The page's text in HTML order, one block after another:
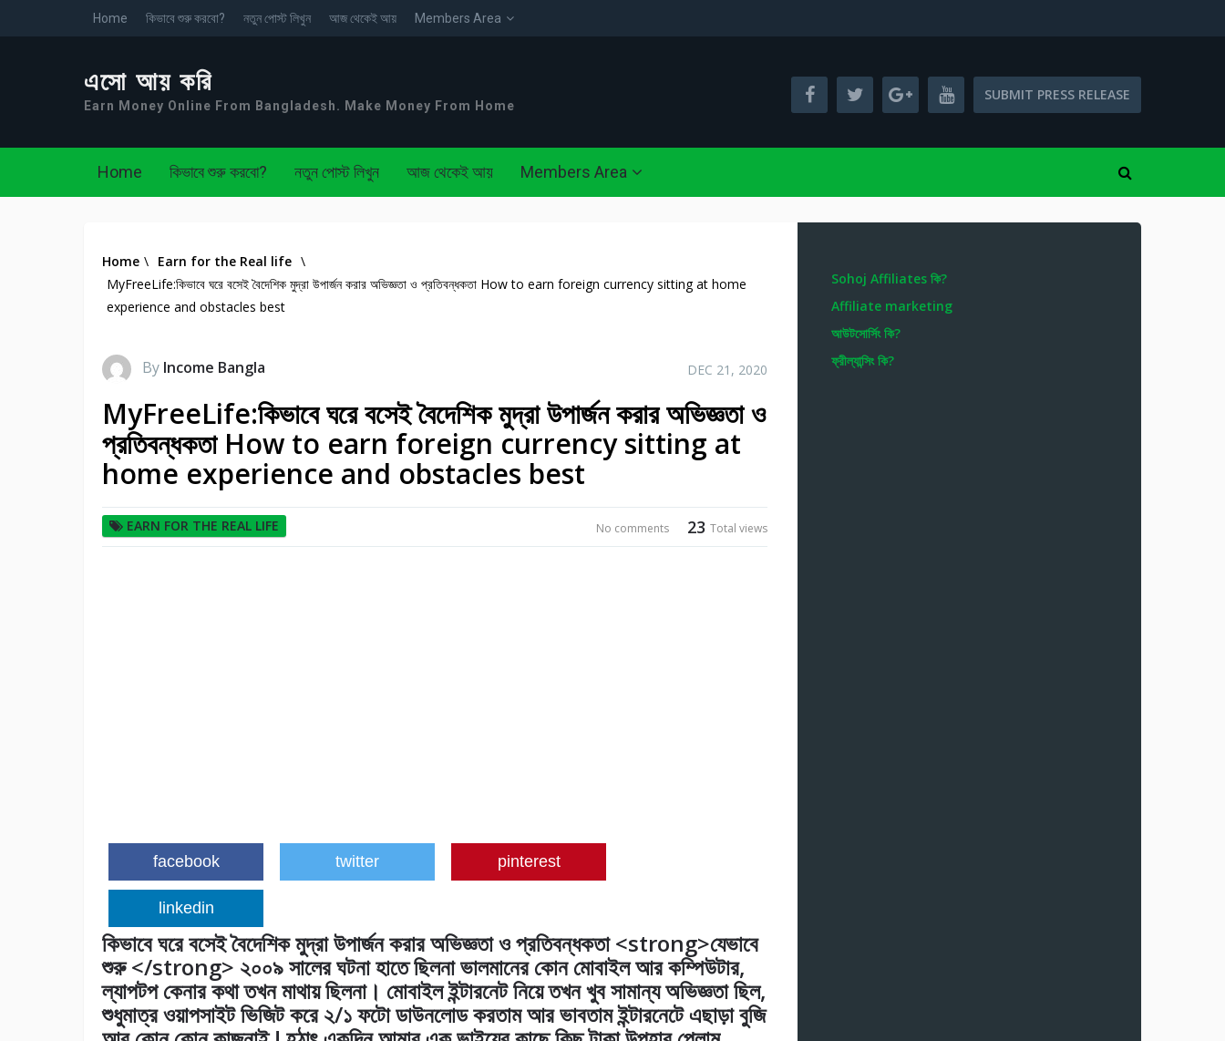
Home কিভাবে শুরু করবো? নতুন পোস্ট লিখুন আজ থেকেই আয় Members Area
এসো আয় করি
Earn Money Online From Bangladesh. Make Money From Home
SUBMIT PRESS RELEASE
Home কিভাবে শুরু করবো? নতুন পোস্ট লিখুন আজ থেকেই আয় Members Area
Home \ Earn for the Real life \
MyFreeLife:কিভাবে ঘরে বসেই বৈদেশিক মুদ্রা উপার্জন করার অভিজ্ঞতা ও প্রতিবন্ধকতা How to earn foreign currency sitting at home
experience and obstacles best
By Income Bangla DEC 21, 2020
MyFreeLife:কিভাবে ঘরে বসেই বৈদেশিক মুদ্রা উপার্জন করার অভিজ্ঞতা ও
প্রতিবন্ধকতা How to earn foreign currency sitting at
home experience and obstacles best
EARN FOR THE REAL LIFE 23 Total views
No comments
facebook twitter pinterest
linkedin
কিভাবে ঘরে বসেই বৈদেশিক মুদ্রা উপার্জন করার অভিজ্ঞতা ও প্রতিবন্ধকতা <strong>যেভাবে
শুরু </strong> ২০০৯ সালের ঘটনা হাতে ছিলনা ভালমানের কোন মোবাইল আর কম্পিউটার,
ল্যাপটপ কেনার কথা তখন মাথায় ছিলনা। মোবাইল ইন্টারনেট নিয়ে তখন খুব সামান্য অভিজ্ঞতা ছিল,
শুধুমাত্র ওয়াপসাইট ভিজিট করে ২/১ ফটো ডাউনলোড করতাম আর ভাবতাম ইন্টারনেটে এছাড়া বুজি
Sohoj Affiliates কি?
Affiliate marketing
আউটসোর্সিং কি?
ফ্রীল্যান্সিং কি?